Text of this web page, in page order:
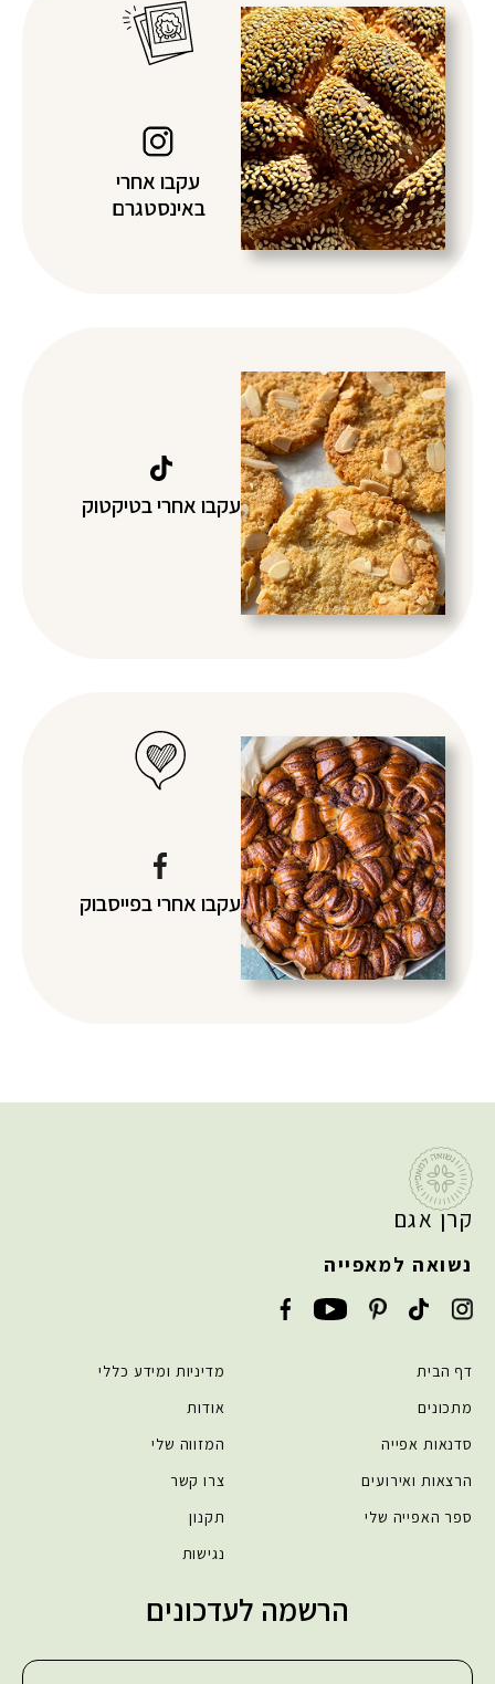
עקבו אחרי
באינסטגרם
עקבו אחרי בטיקטוק
עקבו אחריבפייסבוק
קרן אגם
נשואה למאפייה
דף הבית
מתכונים
סדנאות אפייה
הרצאות ואירועים
ספר האפייה שלי
מדיניות ומידע כללי
אודות
המזווה שלי
צרו קשר
תקנון
נגישות
הרשמה לעדכונים